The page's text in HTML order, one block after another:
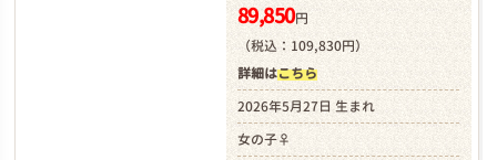
89,850円
（税込：109,830円）
詳細はこちら
2026年5月27日 生まれ
女の子♀